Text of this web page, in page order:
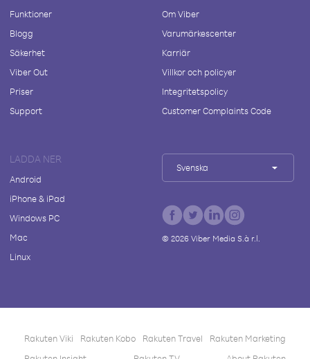
Funktioner
Blogg
Säkerhet
Viber Out
Priser
Support
Om Viber
Varumärkescenter
Karriär
Villkor och policyer
Integritetspolicy
Customer Complaints Code
LADDA NER
Android
iPhone & iPad
Windows PC
Mac
Linux
Svenska
© 2026Viber Media S.à r.l.
Rakuten Viki Rakuten Kobo Rakuten Travel
Rakuten Marketing